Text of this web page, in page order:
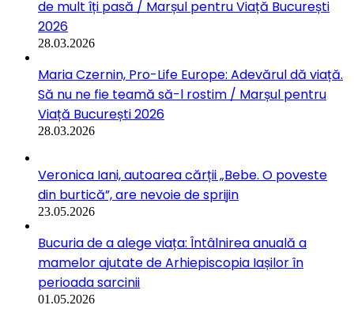
de mult îți pasă / Marșul pentru Viață București
2026
28.03.2026
Maria Czernin, Pro-Life Europe: Adevărul dă viață.
Să nu ne fie teamă să-l rostim / Marșul pentru
Viață București 2026
28.03.2026
Veronica Iani, autoarea cărții „Bebe. O poveste
din burtică”, are nevoie de sprijin
23.05.2026
Bucuria de a alege viața: Întâlnirea anuală a
mamelor ajutate de Arhiepiscopia Iașilor în
perioada sarcinii
01.05.2026